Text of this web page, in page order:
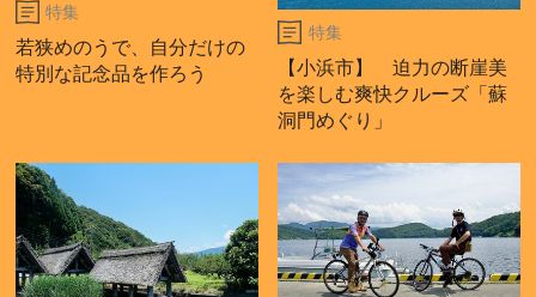
特集
若狭めのうで、自分だけの
特別な記念品を作ろう
特集
【小浜市】 迫力の断崖美
を楽しむ爽快クルーズ「蘇
洞門めぐり」